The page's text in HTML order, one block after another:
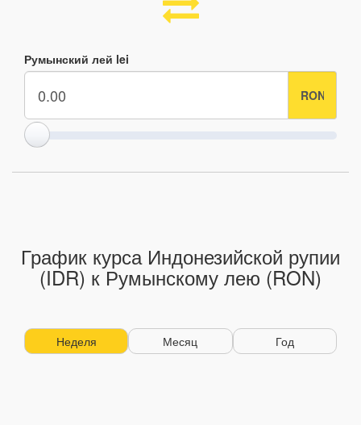
Румынский лей lei
График курса Индонезийской рупии
(IDR) к Румынскому лею (RON)
Неделя Месяц Год